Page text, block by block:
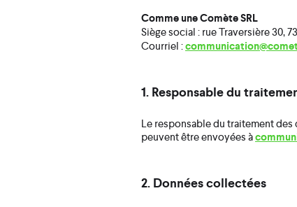
Comme une Comète SRL
Siège social : rue Traversière 30,
Courriel :
1. Responsable du
Le responsable du traitement
peuvent être envoyées à
2. Données collectées